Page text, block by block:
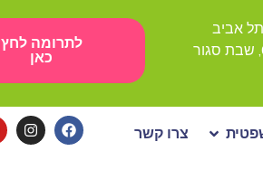
לתרומה לחץ
כאן
צרו קשר